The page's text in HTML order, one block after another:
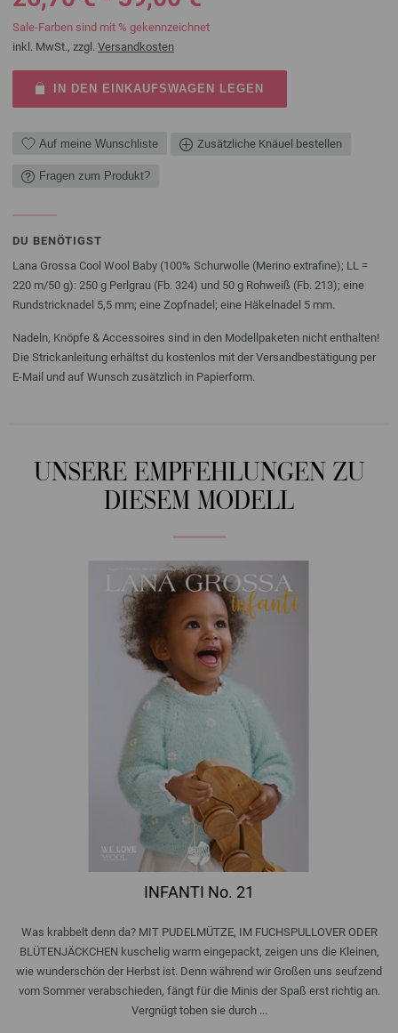
Sale-Farben sind mit % gekennzeichnet
inkl. MwSt., zzgl. Versandkosten
IN DEN EINKAUFSWAGEN LEGEN
Auf meine Wunschliste Zusätzliche Knäuel bestellen
Fragen zum Produkt?
DU BENÖTIGST
Lana Grossa Cool Wool Baby (100% Schurwolle (Merino extrafine); LL =
220 m/50 g): 250 g Perlgrau (Fb. 324) und 50 g Rohweiß (Fb. 213); eine
Rundstricknadel 5,5 mm; eine Zopfnadel; eine Häkelnadel 5 mm.
Nadeln, Knöpfe & Accessoires sind in den Modellpaketen nicht enthalten!
Die Strickanleitung erhältst du kostenlos mit der Versandbestätigung per
E-Mail und auf Wunsch zusätzlich in Papierform.
UNSERE EMPFEHLUNGEN ZU
DIESEM MODELL
INFANTI No. 21
Was krabbelt denn da? MIT PUDELMÜTZE, IM FUCHSPULLOVER ODER
BLÜTENJÄCKCHEN kuschelig warm eingepackt, zeigen uns die Kleinen,
wie wunderschön der Herbst ist. Denn während wir Großen uns seufzend
vom Sommer verabschieden, fängt für die Minis der Spaß erst richtig an.
Vergnügt toben sie durch ...